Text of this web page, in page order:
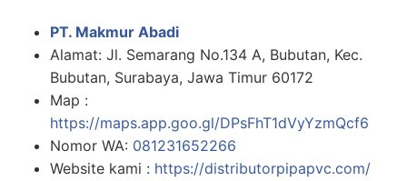
PT. Makmur Abadi
Alamat: Jl. Semarang No.134 A, Bubutan, Kec.
Bubutan, Surabaya, Jawa Timur 60172
Map :
https://maps.app.goo.gl/DPsFhT1dVyYzmQcf6
Nomor WA: 081231652266
Website kami : https://distributorpipapvc.com/